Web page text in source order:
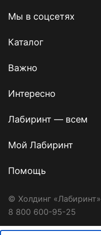
Мы в соцсетях
Каталог
Важно
Интересно
Лабиринт — всем
Мой Лабиринт
Помощь
© Холдинг «Лабиринт»
8 800 600-95-25